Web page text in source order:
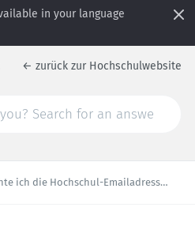
in your language
← zurück zur Hochschulwebsite
Hochschul-Emailadresse in meinem Mailclient (z.b. AppleMail, Outlook) ein?